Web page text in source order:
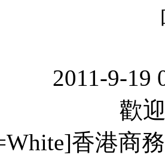
2011-9-19
歡
香港商